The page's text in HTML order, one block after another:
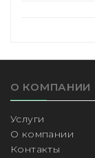
О КОМПАНИИ
Услуги
О компании
Контакты